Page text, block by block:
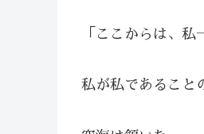
「ここからは、私
私が私であること